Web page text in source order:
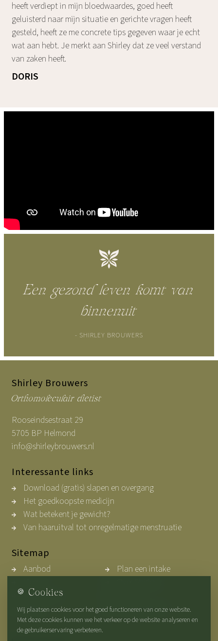
heeft verdiept in mijn bloedwaardes, goed heeft
geluisterd naar mijn situatie en gerichte vragen heeft
gesteld, heeft ze me concrete tips gegeven waar je echt
wat aan hebt. Je merkt aan Shirley dat ze veel verstand
van zaken heeft.
DORIS
Een gezond leven komt van
binnenuit
- SHIRLEY BROUWERS
Shirley Brouwers
Orthomoleculair dietist
Rooseindsestraat 29
5705 BP Helmond
info@shirleybrouwers.nl
Interessante links
Download (gratis) slapen en overgang
Het goedkoopste medicijn
Wat betekent je gewicht?
Van haaruitval tot onregelmatige menstruatie
Sitemap
Aanbod
Plan een intake
Werkwijze
Blogs
Privacybeleid
🍪 Cookies
Wij plaatsen cookies voor het goed functioneren van onze website.
Met deze cookies kunnen we het verkeer op de website analyseren en
de gebruikerservaring verbeteren.